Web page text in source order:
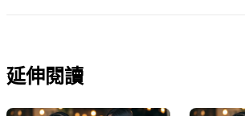
延伸閱讀